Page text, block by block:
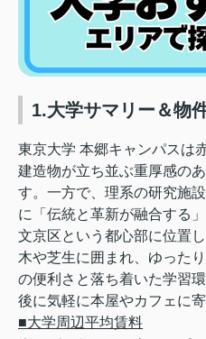
1.大学サマリー＆物
東京大学 本郷キャンパスは
建造物が立ち並ぶ重厚感の
す。一方で、理系の研究施
に「伝統と革新が融合する
文京区という都心部に位置
木や芝生に囲まれ、ゆった
の便利さと落ち着いた学習
後に気軽に本屋やカフェに
■大学周辺平均賃料